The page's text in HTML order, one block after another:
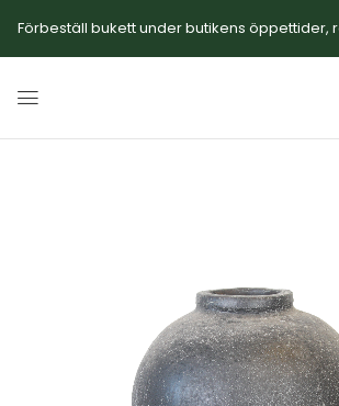
Förbeställ bukett under butikens öppettider,